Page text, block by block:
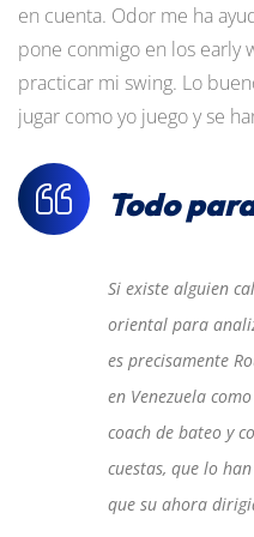
en cuenta. Odor me ha
pone conmigo en los early
practicar mi swing. Lo
jugar como yo juego y se
Todo
Si existe alguien
oriental para
es precisamente
en Venezuela
coach de bateo y
cuestas, que lo
que su ahora